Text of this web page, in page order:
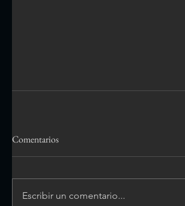
Comentarios
Escribir un comentario...